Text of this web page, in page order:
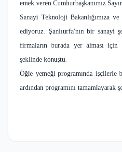
emek veren Cumhurbaşkanımız
Sanayi Teknoloji Bakanlığımıza
ediyoruz. Şanlıurfa'nın bir sanayi
firmaların burada yer alması için
şeklinde konuştu.
Öğle yemeği programında işçilerle
ardından programını tamamlayarak